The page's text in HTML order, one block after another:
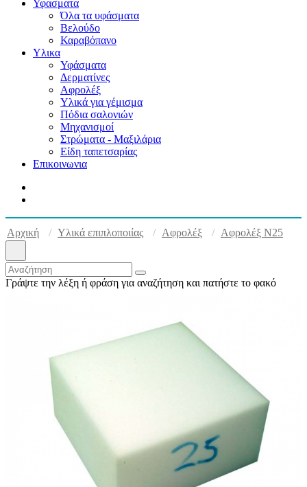
Υφασματα
Όλα τα υφάσματα
Βελούδο
Καραβόπανο
Υλικα
Υφάσματα
Δερματίνες
Αφρολέξ
Υλικά για γέμισμα
Πόδια σαλονιών
Μηχανισμοί
Στρώματα - Μαξιλάρια
Είδη ταπετσαρίας
Επικοινωνια
Αρχική Υλικά επιπλοποιίας Αφρολέξ Αφρολέξ Ν25
Γράψτε την λέξη ή φράση για αναζήτηση και πατήστε το φακό